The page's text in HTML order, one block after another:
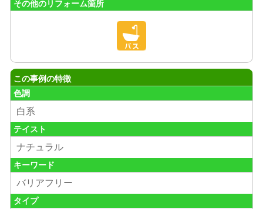
その他のリフォーム箇所
この事例の特徴
色調
白系
テイスト
ナチュラル
キーワード
バリアフリー
タイプ